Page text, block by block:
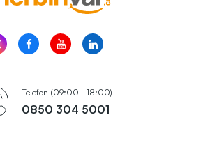
Telefon (09:00 - 18:00)
0850 304 5001